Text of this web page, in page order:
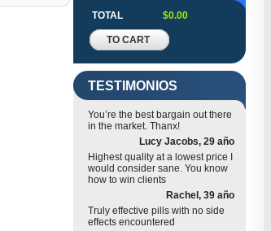
TOTAL $0.00
TO CART
TESTIMONIOS
You’re the best bargain out there
in the market. Thanx!
Lucy Jacobs, 29 año
Highest quality at a lowest price I
would consider sane. You know
how to win clients
Rachel, 39 año
Truly effective pills with no side
effects encountered